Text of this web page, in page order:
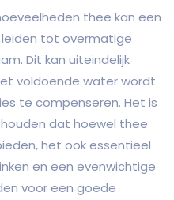
thee kan een
tot overmatige
Dit kan uiteindelijk
voldoende water wordt
te compenseren. Het is
dat hoewel thee
het ook essentieel
en een evenwichtige
voor een goede